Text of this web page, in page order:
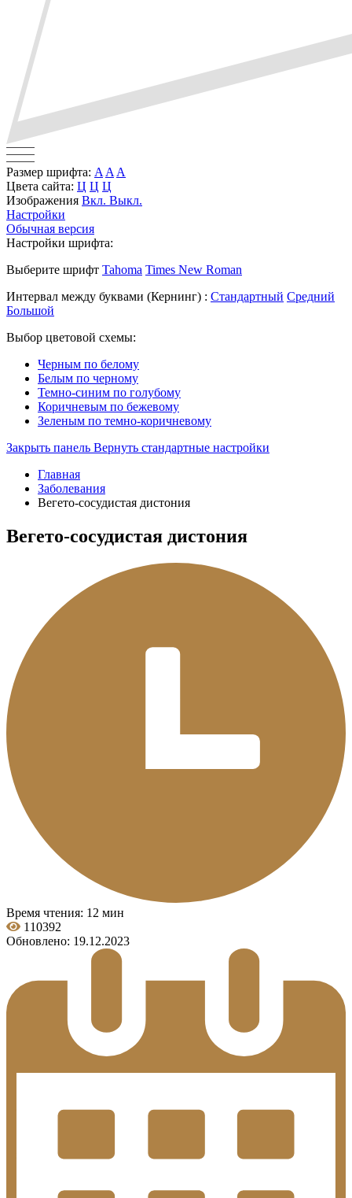
Размер шрифта: A A A
Цвета сайта: Ц Ц Ц
Изображения Вкл. Выкл.
Настройки
Обычная версия
Настройки шрифта:
Выберите шрифт Tahoma Times New Roman
Интервал между буквами (Кернинг) : Стандартный Средний
Большой
Выбор цветовой схемы:
Черным по белому
Белым по черному
Темно-синим по голубому
Коричневым по бежевому
Зеленым по темно-коричневому
Закрыть панель Вернуть стандартные настройки
Главная
Заболевания
Вегето-сосудистая дистония
Вегето-сосудистая дистония
Время чтения: 12 мин
110392
Обновлено: 19.12.2023